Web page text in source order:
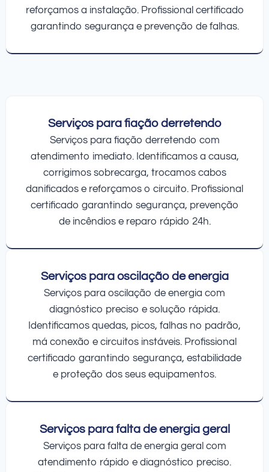
reforçamos a instalação. Profissional certificado
garantindo segurança e prevenção de falhas.
Serviços para fiação derretendo
Serviços para fiação derretendo com
atendimento imediato. Identificamos a causa,
corrigimos sobrecarga, trocamos cabos
danificados e reforçamos o circuito. Profissional
certificado garantindo segurança, prevenção
de incêndios e reparo rápido 24h.
Serviços para oscilação de energia
Serviços para oscilação de energia com
diagnóstico preciso e solução rápida.
Identificamos quedas, picos, falhas no padrão,
má conexão e circuitos instáveis. Profissional
certificado garantindo segurança, estabilidade
e proteção dos seus equipamentos.
Serviços para falta de energia geral
Serviços para falta de energia geral com
atendimento rápido e diagnóstico preciso.